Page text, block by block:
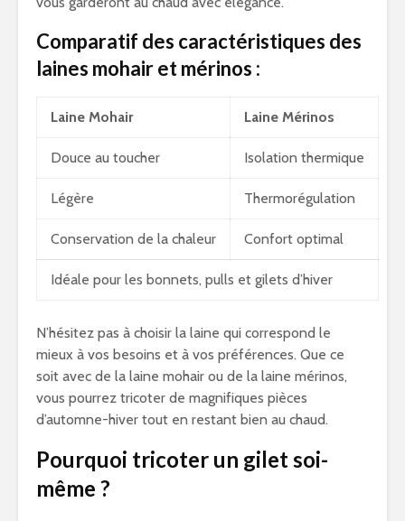
Comparatif des caractéristiques des
laines mohair et mérinos :
Laine Mohair Laine Mérinos
Douce au toucher Isolation thermique
Légère Thermorégulation
Conservation de la chaleur Confort optimal
Idéale pour les bonnets, pulls et gilets d’hiver
N’hésitez pas à choisir la laine qui correspond le
mieux à vos besoins et à vos préférences. Que ce
soit avec de la laine mohair ou de la laine mérinos,
vous pourrez tricoter de magnifiques pièces
d’automne-hiver tout en restant bien au chaud.
Pourquoi tricoter un gilet soi-
même ?